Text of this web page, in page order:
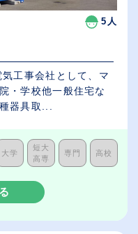
5人
工事会社として、マ
・学校他一般住宅な
器具取...
大学
短大
高専
専門 高校